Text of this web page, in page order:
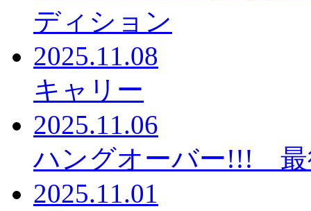
ディション
2025.11.08
キャリー
2025.11.06
ハングオーバー!!! 最
2025.11.01